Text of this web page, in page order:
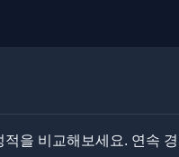
을 비교해보세요. ​연속